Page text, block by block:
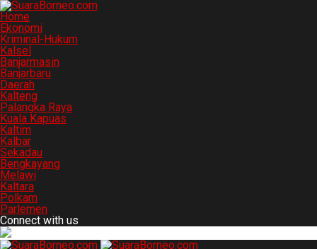
Home
Ekonomi
Kriminal-Hukum
Kalsel
Banjarmasin
Banjarbaru
Daerah
Kalteng
Palangka Raya
Kuala Kapuas
Kaltim
Kalbar
Sekadau
Bengkayang
Melawi
Kaltara
Polkam
Parlemen
Connect with us